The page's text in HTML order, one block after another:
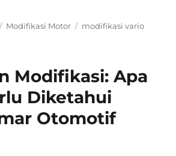
Categories
Modifikasi Motor Tags
modifikasi vario
Modifikasi: Apa
Diketahui
Otomotif